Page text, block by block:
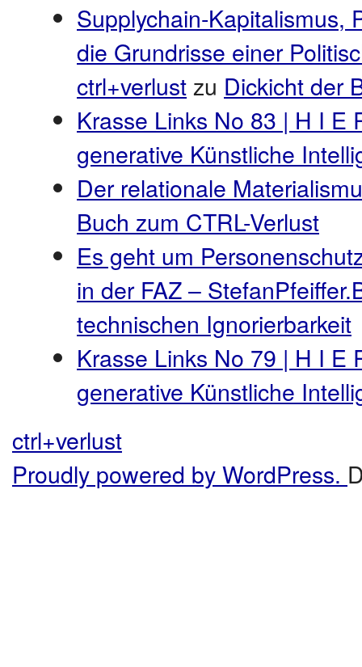
Supplychain-Kapitalismus,
die Grundrisse einer
ctrl+verlustzu Dickicht der
Krasse Links No 83 | H I E
generative Künstliche
Der relationale
Buch zum CTRL-Verlust
Es geht um
in der FAZ –
technischen Ignorierbarkeit
Krasse Links No 79 | H I E
generative Künstliche
ctrl+verlust
Proudly powered by WordPress.